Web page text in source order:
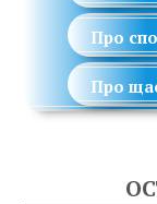
Про
Про